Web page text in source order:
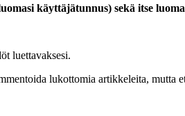
käyttäjätunnus) sekä itse
luettavaksesi.
lukottomia artikkeleita, mutta